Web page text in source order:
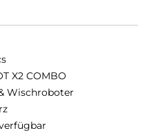
X2 COMBO
Wischroboter